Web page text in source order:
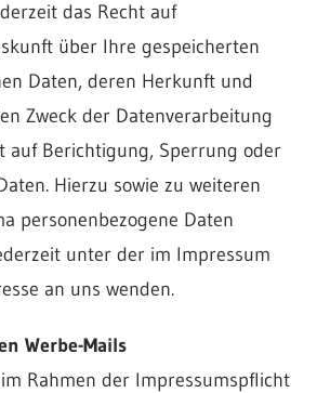
das Recht auf
über Ihre gespeicherten
Daten, deren Herkunft und
Zweck der Datenverarbeitung
auf Berichtigung, Sperrung oder
Hierzu sowie zu weiteren
personenbezogene Daten
unter der im Impressum
an uns wenden.
Werbe-Mails
Rahmen der Impressumspflicht